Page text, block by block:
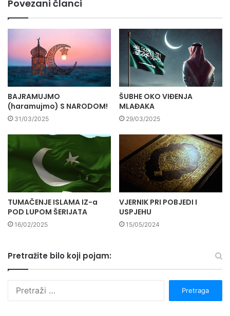
Povezani članci
BAJRAMUJMO
(haramujmo) S NARODOM!
31/03/2025
ŠUBHE OKO VIĐENJA
MLAĐAKA
29/03/2025
TUMAČENJE ISLAMA IZ-a
POD LUPOM ŠERIJATA
16/02/2025
VJERNIK PRI POBJEDI I
USPJEHU
15/05/2024
Pretražite bilo koji pojam: